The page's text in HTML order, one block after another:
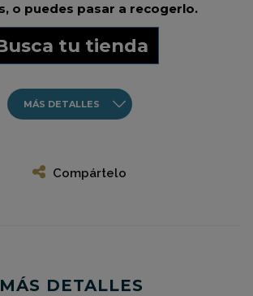
o puedes pasar a recogerlo.
tu tienda
MÁS DETALLES
Compártelo
MÁS DETALLES